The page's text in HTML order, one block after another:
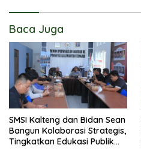
Baca Juga
SMSI Kalteng dan Bidan Sean
Bangun Kolaborasi Strategis,
Tingkatkan Edukasi Publik